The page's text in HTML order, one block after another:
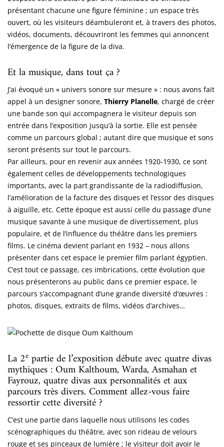
présentant chacune une figure féminine ; un espace très
ouvert, où les visiteurs déambuleront et, à travers des photos,
vidéos, documents, découvriront les femmes qui annoncent
l’émergence de la figure de la diva.
Et la musique, dans tout ça ?
J’ai évoqué un « univers sonore sur mesure » : nous avons fait
appel à un designer sonore, Thierry Planelle, chargé de créer
une bande son qui accompagnera le visiteur depuis son
entrée dans l’exposition jusqu’à la sortie. Elle est pensée
comme un parcours global ; autant dire que musique et sons
seront présents sur tout le parcours.
Par ailleurs, pour en revenir aux années 1920-1930, ce sont
également celles de développements technologiques
importants, avec la part grandissante de la radiodiffusion,
l’amélioration de la facture des disques et l’essor des disques
à aiguille, etc. Cette époque est aussi celle du passage d’une
musique savante à une musique de divertissement, plus
populaire, et de l’influence du théâtre dans les premiers
films. Le cinéma devient parlant en 1932 – nous allons
présenter dans cet espace le premier film parlant égyptien.
C’est tout ce passage, ces imbrications, cette évolution que
nous présenterons au public dans ce premier espace, le
parcours s’accompagnant d’une grande diversité d’œuvres :
photos, disques, extraits de films, vidéos d’archives…
La 2e partie de l’exposition débute avec quatre divas
mythiques : Oum Kalthoum, Warda, Asmahan et
Fayrouz, quatre divas aux personnalités et aux
parcours très divers. Comment allez-vous faire
ressortir cette diversité ?
C’est une partie dans laquelle nous utilisons les codes
scénographiques du théâtre, avec son rideau de velours
rouge et ses pinceaux de lumière ; le visiteur doit avoir le